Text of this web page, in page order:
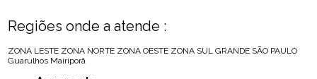
Regiões onde a atende :
ZONA LESTE ZONA NORTE ZONA OESTE ZONA SUL GRANDE SÃO PAULO
Guarulhos Mairiporã